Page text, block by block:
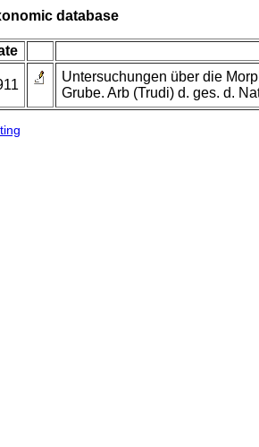
database
Untersuchungen über die
Grube. Arb (Trudi) d. ges. d.